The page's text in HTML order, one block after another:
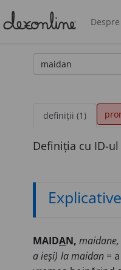
definiții (1)
Definiția cu ID-ul
MAIDAN, maidane,
a ieși) la maidan= a